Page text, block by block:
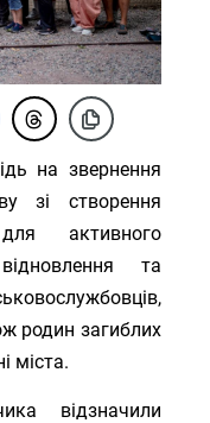
на звернення
зі створення
активного
та
родин загиблих
міста.
відзначили